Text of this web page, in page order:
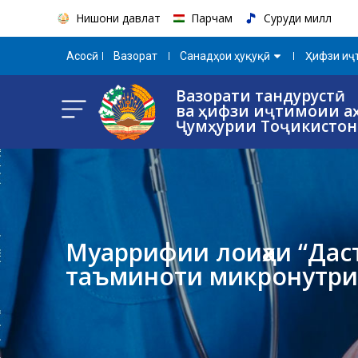
Нишони давлатӣ Парчам Суруди миллӣ
Aсосӣ Вазорат Санадҳои ҳуқуқӣ Ҳифзи
Вазорати тандурустӣ
ва ҳифзи иҷтимоии
Ҷумҳурии Тоҷикистон
Муаррифии лоиҳаи
таъминоти